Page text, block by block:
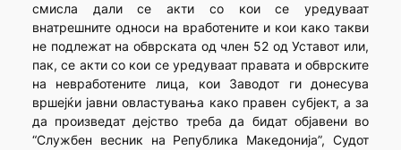
смисла дали се акти со кои се уредуваат
внатрешните односи на вработените и кои како такви
не подлежат на обврската од член 52 од Уставот или,
пак, се акти со кои се уредуваат правата и обврските
на невработените лица, кои Заводот ги донесува
вршејќи јавни овластувања како правен субјект, а за
да произведат дејство треба да бидат објавени во
“Службен весник на Република Македонија”, Судот